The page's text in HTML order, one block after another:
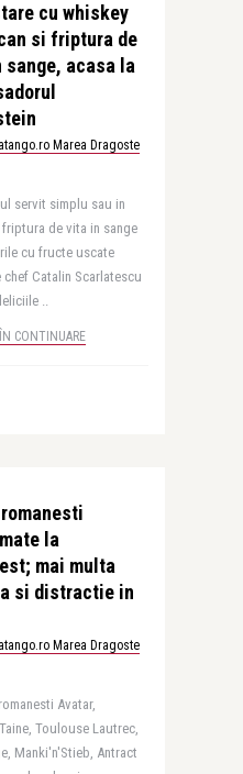
cu whiskey
si friptura de
acasa la
Marea Dragoste
servit simplu sau in
de vita in sange
cu fructe uscate
chef Catalin Scarlatescu
..
CONTINUARE
la
mai multa
si distractie in
Marea Dragoste
Avatar,
Toulouse Lautrec,
Manki'n'Stieb, Antract